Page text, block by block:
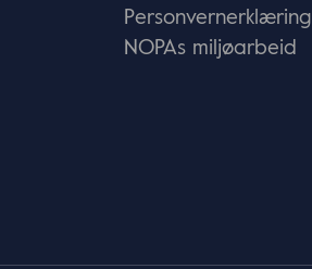
Personvernerklæring
NOPAs miljøarbeid